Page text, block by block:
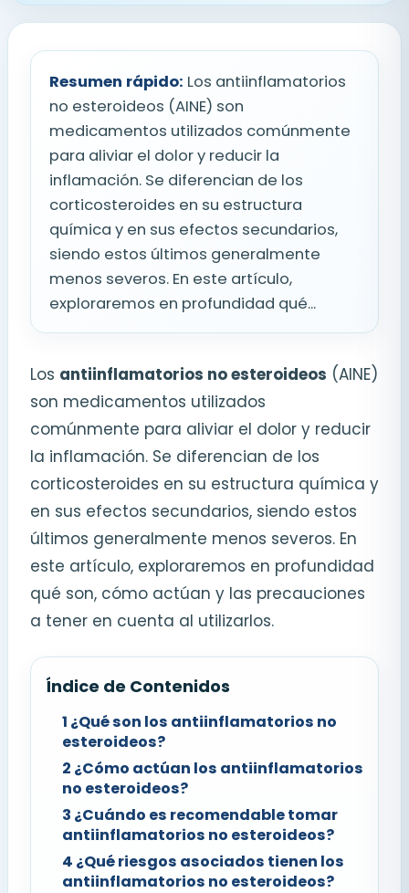
Resumen rápido: Los antiinflamatorios
no esteroideos (AINE) son
medicamentos utilizados comúnmente
para aliviar el dolor y reducir la
inflamación. Se diferencian de los
corticosteroides en su estructura
química y en sus efectos secundarios,
siendo estos últimos generalmente
menos severos. En este artículo,
exploraremos en profundidad qué...
Los antiinflamatorios no esteroideos (AINE)
son medicamentos utilizados
comúnmente para aliviar el dolor y reducir
la inflamación. Se diferencian de los
corticosteroides en su estructura química y
en sus efectos secundarios, siendo estos
últimos generalmente menos severos. En
este artículo, exploraremos en profundidad
qué son, cómo actúan y las precauciones
a tener en cuenta al utilizarlos.
Índice de Contenidos
1 ¿Qué son los antiinflamatorios no
esteroideos?
2 ¿Cómo actúan los antiinflamatorios
no esteroideos?
3 ¿Cuándo es recomendable tomar
antiinflamatorios no esteroideos?
4 ¿Qué riesgos asociados tienen los
antiinflamatorios no esteroideos?